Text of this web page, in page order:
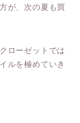
が、次の夏も買
ローゼットでは
ルを極めていき